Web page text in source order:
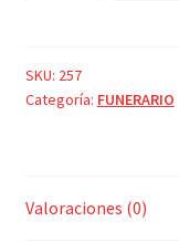
GRANDE
cantidad
SKU: 257
Categoría: FUNERARIO
Valoraciones (0)